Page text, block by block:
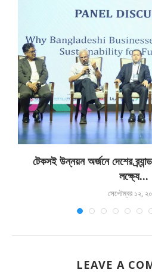
টেকসই উন্নয়ন অর্জনে দেশের
লক্ষ্যে...
সেপ্টেম্বর ১২,
LEAVE A